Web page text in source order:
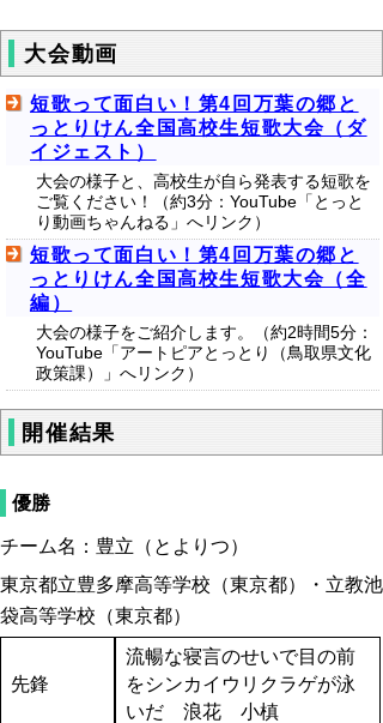
大会動画
短歌って面白い！第4回万葉の郷と
っとりけん全国高校生短歌大会（ダ
イジェスト）
大会の様子と、高校生が自ら発表する短歌を
ご覧ください！（約3分：YouTube「とっと
り動画ちゃんねる」へリンク）
短歌って面白い！第4回万葉の郷と
っとりけん全国高校生短歌大会（全
編）
大会の様子をご紹介します。（約2時間5分：
YouTube「アートピアとっとり（鳥取県文化
政策課）」へリンク）
開催結果
優勝
チーム名：豊立（とよりつ）
東京都立豊多摩高等学校（東京都）・立教池
袋高等学校（東京都）
先鋒
流暢な寝言のせいで目の前
をシンカイウリクラゲが泳
いだ 浪花 小槙